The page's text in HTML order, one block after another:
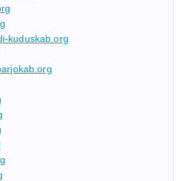
kuduskab.org